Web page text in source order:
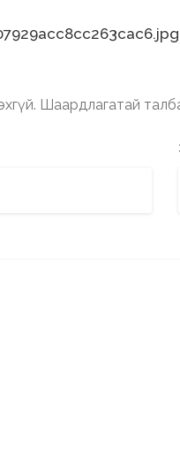
Шаардлагатай